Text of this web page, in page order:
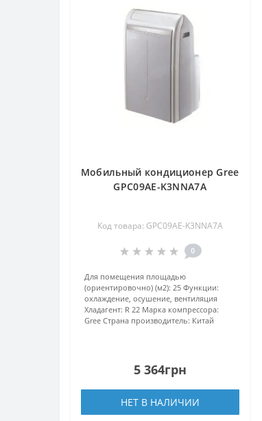
Мобильный кондиционер Gree
GPC09AE-K3NNA7A
Код товара: GPC09AE-K3NNA7A
0
Для помещения площадью
(ориентировочно) (м2): 25 Функции:
охлаждение, осушение, вентиляция
Хладагент: R 22 Марка компрессора:
Gree Страна производитель: Китай
5 364грн
НЕТ В НАЛИЧИИ